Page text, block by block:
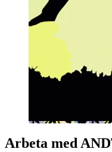
Arbeta med